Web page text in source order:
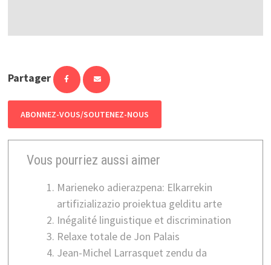
Partager
ABONNEZ-VOUS/SOUTENEZ-NOUS
Vous pourriez aussi aimer
Marieneko adierazpena: Elkarrekin
artifizializazio proiektua gelditu arte
Inégalité linguistique et discrimination
Relaxe totale de Jon Palais
Jean-Michel Larrasquet zendu da